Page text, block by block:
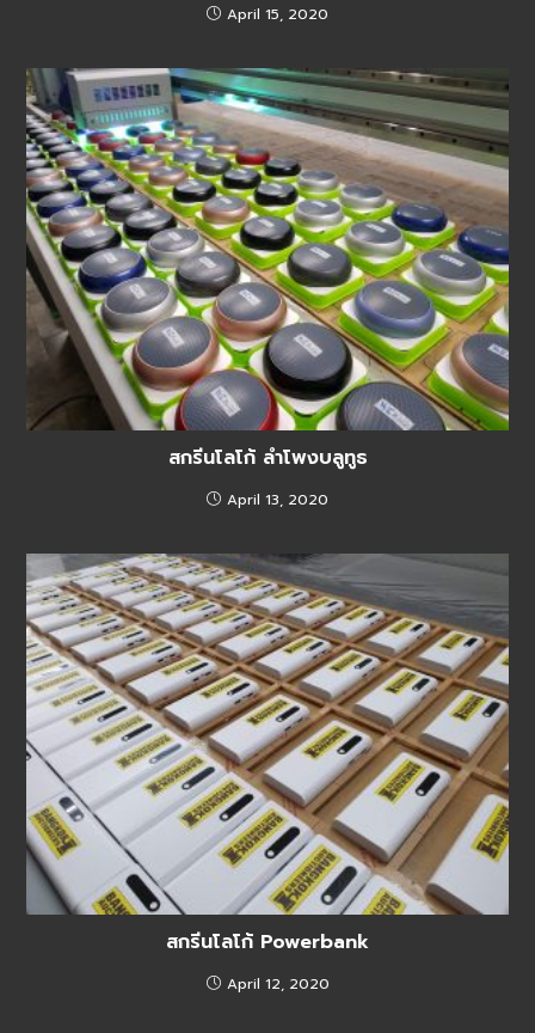
April 15, 2020
สกรีนโลโก้ ลำโพงบลูทูธ
April 13, 2020
สกรีนโลโก้ Powerbank
April 12, 2020